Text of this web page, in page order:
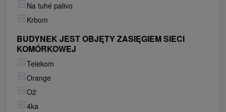
Na tuhé palivo
Krbom
BUDYNEK JEST OBJĘTY ZASIĘGIEM SIECI
KOMÓRKOWEJ
Telekom
Orange
O2
4ka